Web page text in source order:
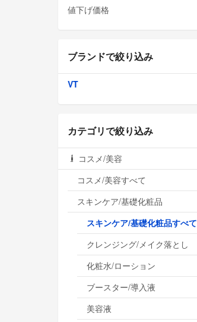
値下げ価格
ブランドで絞り込み
VT
カテゴリで絞り込み
コスメ/美容
コスメ/美容すべて
スキンケア/基礎化粧品
スキンケア/基礎化粧品すべて
クレンジング/メイク落とし
化粧水/ローション
ブースター/導入液
美容液